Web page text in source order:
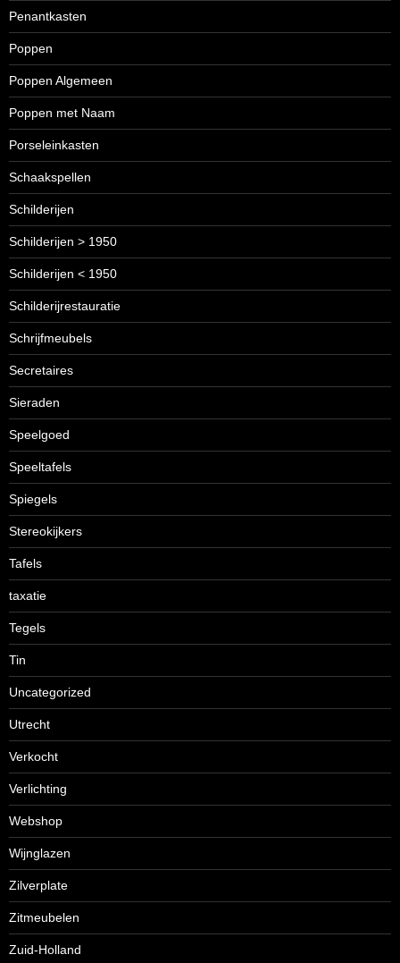
Penantkasten
Poppen
Poppen Algemeen
Poppen met Naam
Porseleinkasten
Schaakspellen
Schilderijen
Schilderijen > 1950
Schilderijen < 1950
Schilderijrestauratie
Schrijfmeubels
Secretaires
Sieraden
Speelgoed
Speeltafels
Spiegels
Stereokijkers
Tafels
taxatie
Tegels
Tin
Uncategorized
Utrecht
Verkocht
Verlichting
Webshop
Wijnglazen
Zilverplate
Zitmeubelen
Zuid-Holland